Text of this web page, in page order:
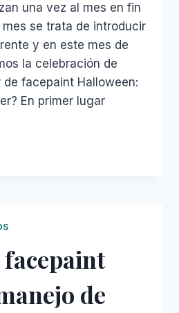
una vez al mes en fin
mes se trata de introducir
y en este mes de
la celebración de
facepaint Halloween:
En primer lugar
de